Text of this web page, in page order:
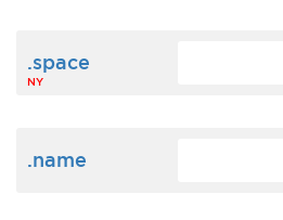
.space
NY
.name